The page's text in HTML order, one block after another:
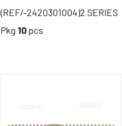
(REF/-2420301004)2 SERIES
Pkg 10 pcs